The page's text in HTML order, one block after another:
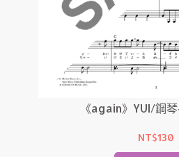
《again》YUI/鋼
NT$130